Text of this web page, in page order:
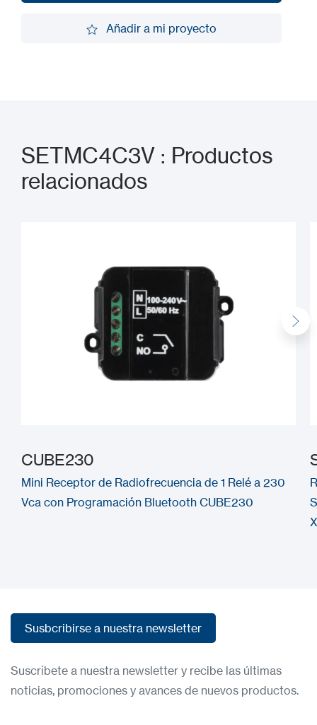
Añadir a mi proyecto
SETMC4C3V : Productos
relacionados
CUBE230
Mini Receptor de Radiofrecuencia de 1 Relé a 230
Vca con Programación Bluetooth CUBE230
Susbcribirse a nuestra newsletter
Suscríbete a nuestra newsletter y recibe las últimas
noticias, promociones y avances de nuevos productos.